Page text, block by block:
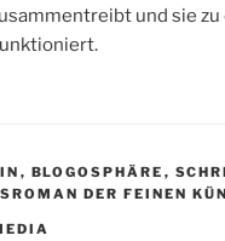
und sie
, BLOGOSPHÄRE ,
DER FEINEN